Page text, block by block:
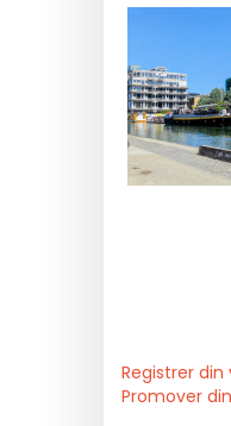
Registrer din
Promover